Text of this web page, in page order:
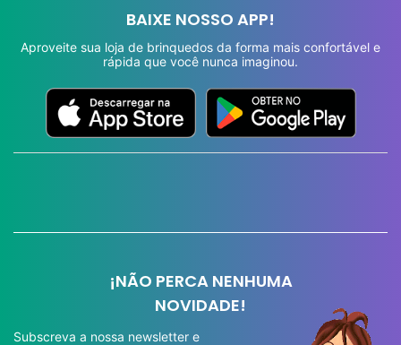
BAIXE NOSSO APP!
Aproveite sua loja de brinquedos da forma mais confortável e
rápida que você nunca imaginou.
¡NÃO PERCA NENHUMA
NOVIDADE!
Subscreva a nossa newsletter e